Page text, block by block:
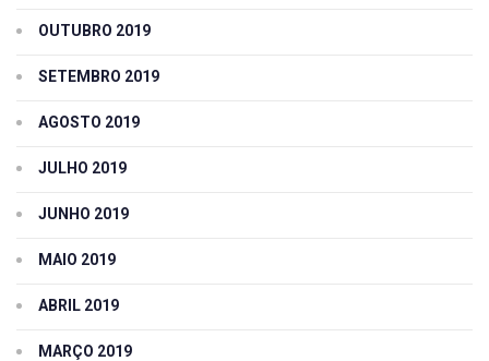
OUTUBRO 2019
SETEMBRO 2019
AGOSTO 2019
JULHO 2019
JUNHO 2019
MAIO 2019
ABRIL 2019
MARÇO 2019